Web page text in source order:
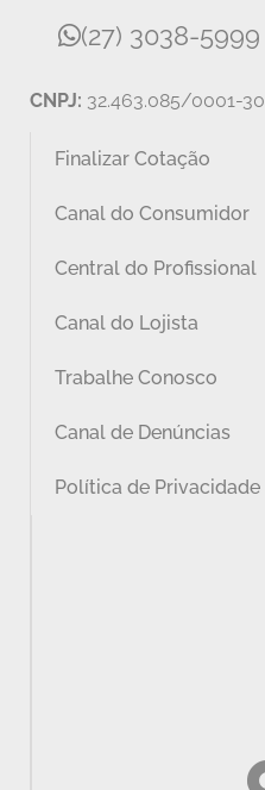
(27) 3038-5999
CNPJ: 32.463.085/0001-30
Finalizar Cotação
Canal do Consumidor
Central do Profissional
Canal do Lojista
Trabalhe Conosco
Canal de Denúncias
Política de Privacidade